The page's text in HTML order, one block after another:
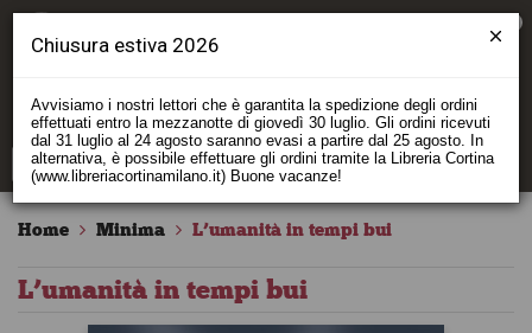
Home Minima L’umanità in tempi bui
L’umanità in tempi bui
Chiusura estiva 2026
Avvisiamo i nostri lettori che è garantita la spedizione degli ordini
effettuati entro la mezzanotte di giovedì 30 luglio. Gli ordini ricevuti
dal 31 luglio al 24 agosto saranno evasi a partire dal 25 agosto. In
alternativa, è possibile effettuare gli ordini tramite la Libreria Cortina
(www.libreriacortinamilano.it) Buone vacanze!